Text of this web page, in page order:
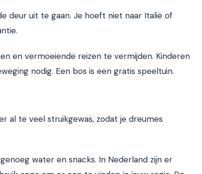
deur uit te gaan. Je hoeft niet naar Italië of
en vermoeiende reizen te vermijden. Kinderen
nodig. Een bos is een gratis speeltuin.
al te veel struikgewas, zodat je dreumes
water en snacks. In Nederland zijn er